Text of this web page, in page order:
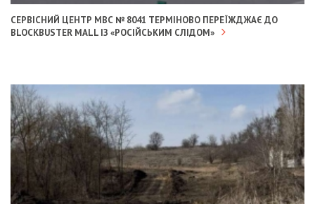
СЕРВІСНИЙ ЦЕНТР МВС № 8041 ТЕРМІНОВО ПЕРЕЇЖДЖАЄ ДО
BLOCKBUSTER MALL ІЗ «РОСІЙСЬКИМ СЛІДОМ»